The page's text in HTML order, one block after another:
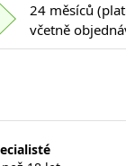
24 měsíců
včetně